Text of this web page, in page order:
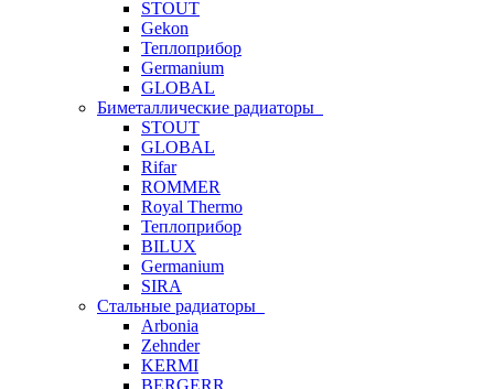
STOUT
Gekon
Теплоприбор
Germanium
GLOBAL
Биметаллические радиаторы
STOUT
GLOBAL
Rifar
ROMMER
Royal Thermo
Теплоприбор
BILUX
Germanium
SIRA
Стальные радиаторы
Arbonia
Zehnder
KERMI
BERGERR